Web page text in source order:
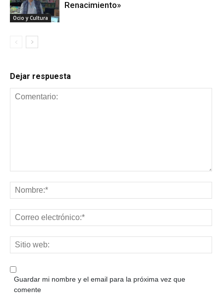
Ocio y Cultura
Renacimiento»
Dejar respuesta
Guardar mi nombre y el email para la próxima vez que
comente